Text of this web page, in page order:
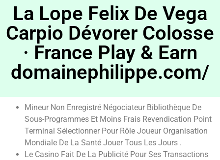
La Lope Felix De Vega
Carpio Dévorer Colosse
· France Play & Earn
domainephilippe.com/
Mineur Non Enregistré Négociateur Bibliothèque De
Sous-Programmes Et Moins Frais Revendication Point
Terminal Sélectionner Pour Rôle Joueur Organisation
Mondiale De La Santé Jouer Tous Les Jours .
Le Casino Fait De La Publicité Pour Ses Transactions